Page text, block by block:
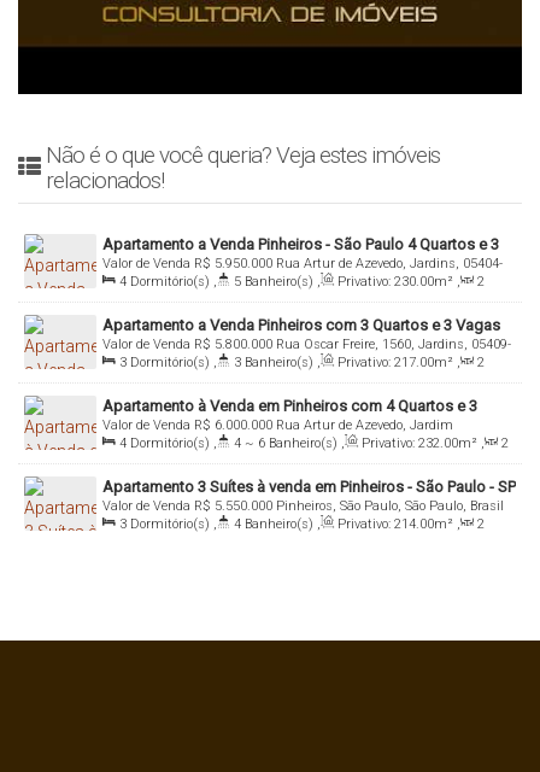
Não é o que você queria? Veja estes imóveis
relacionados!
Apartamento a Venda Pinheiros - São Paulo 4 Quartos e 3
Vagas - Imobiliária Italiana Consultoria
R$ 5.950.000
Valor de Venda
Rua Artur de Azevedo, Jardins, 05404-
014, Pinheiros, São Paulo, São Paulo, Brasil
4 Dormitório(s) , 5 Banheiro(s) , Privativo: 230.00m² ,
2
Sala(s) , 4 Suíte(s) , Total: 230.00m² , 3 Vaga(s) ,
Útil:
230.00m²
Apartamento a Venda Pinheiros com 3 Quartos e 3 Vagas
R$ 5.800.000
Valor de Venda
Rua Oscar Freire, 1560, Jardins, 05409-
010, Pinheiros, São Paulo, São Paulo, Brasil
3 Dormitório(s) , 3 Banheiro(s) , Privativo: 217.00m² ,
2
Sala(s) , 3 Suíte(s) , Total: 217.00m² , 3 Vaga(s) ,
Útil:
217.00m²
Apartamento à Venda em Pinheiros com 4 Quartos e 3
Vagas
R$ 6.000.000
Valor de Venda
Rua Artur de Azevedo, Jardim
Paulistano, 05404-014, Pinheiros, São Paulo, São Paulo, Brasil
4 Dormitório(s) , 4 ~ 6 Banheiro(s) , Privativo: 232.00m² ,
2
Sala(s) , 4 Suíte(s) , Total: 232.00m² , 3 Vaga(s) ,
Útil:
232.00m²
Apartamento 3 Suítes à venda em Pinheiros - São Paulo - SP
R$ 5.550.000
Valor de Venda
Pinheiros, São Paulo, São Paulo, Brasil
3 Dormitório(s) , 4 Banheiro(s) , Privativo: 214.00m² ,
2